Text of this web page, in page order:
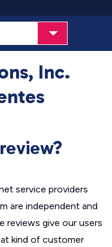
Inc.
service providers
are independent and
reviews give our users
kind of customer